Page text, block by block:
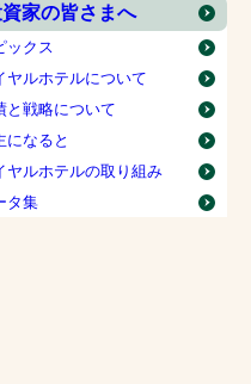
家の皆さまへ
ックス
ヤルホテルについて
と戦略について
になると
ヤルホテルの取り組み
タ集